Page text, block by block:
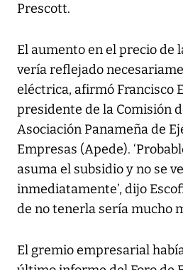
Prescott.
El aumento en el precio de
vería reflejado
eléctrica, afirmó Francisco
presidente de la Comisión
Asociación Panameña de
Empresas (Apede).
asuma el subsidio y no se
inmediatamente’, dijo
de no tenerla sería mucho
El gremio empresarial